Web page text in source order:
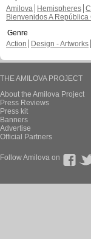
Amilova
Hemispheres
Bienvenidos A República
Genre
Action
Design - Artworks
THE AMILOVA PROJECT
About the Amilova Project
Press Reviews
Press kit
Banners
Advertise
Official Partners
Follow Amilova on